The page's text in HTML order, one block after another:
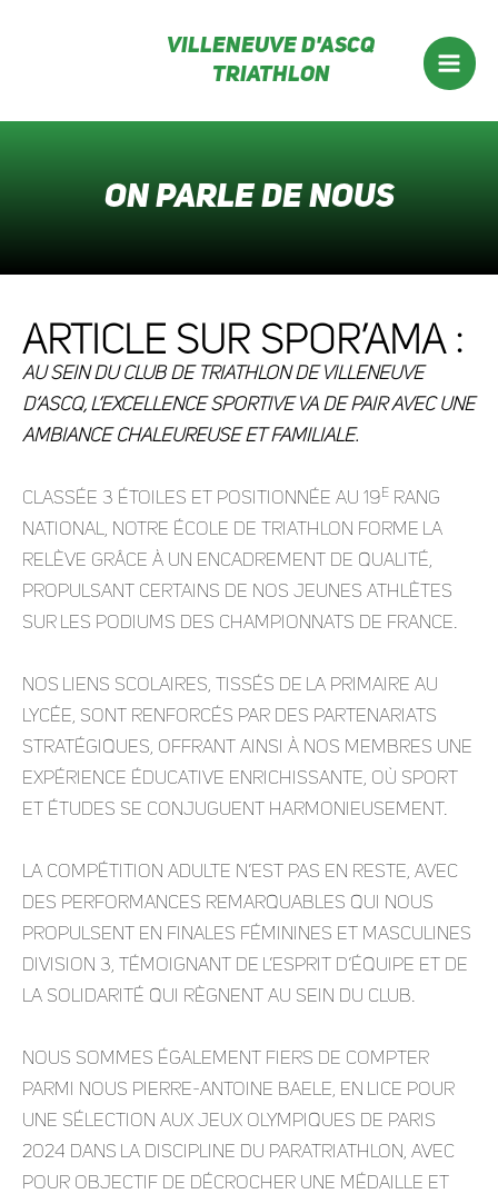
Villeneuve d'ascq
Triathlon
On parle de nous
Article sur Spor’ama :
Au sein du Club de Triathlon de Villeneuve
d’Ascq, l’excellence sportive va de pair avec une
ambiance chaleureuse et familiale.
Classée 3 étoiles et positionnée au 19e rang
national, notre école de triathlon forme la
relève grâce à un encadrement de qualité,
propulsant certains de nos jeunes athlètes
sur les podiums des championnats de France.
Nos liens scolaires, tissés de la primaire au
lycée, sont renforcés par des partenariats
stratégiques, offrant ainsi à nos membres une
expérience éducative enrichissante, où sport
et études se conjuguent harmonieusement.
La compétition adulte n’est pas en reste, avec
des performances remarquables qui nous
propulsent en finales féminines et masculines
division 3, témoignant de l’esprit d’équipe et de
la solidarité qui règnent au sein du club.
Nous sommes également fiers de compter
parmi nous Pierre-Antoine Baele, en lice pour
une sélection aux Jeux Olympiques de Paris
2024 dans la discipline du paratriathlon, avec
pour objectif de décrocher une médaille et